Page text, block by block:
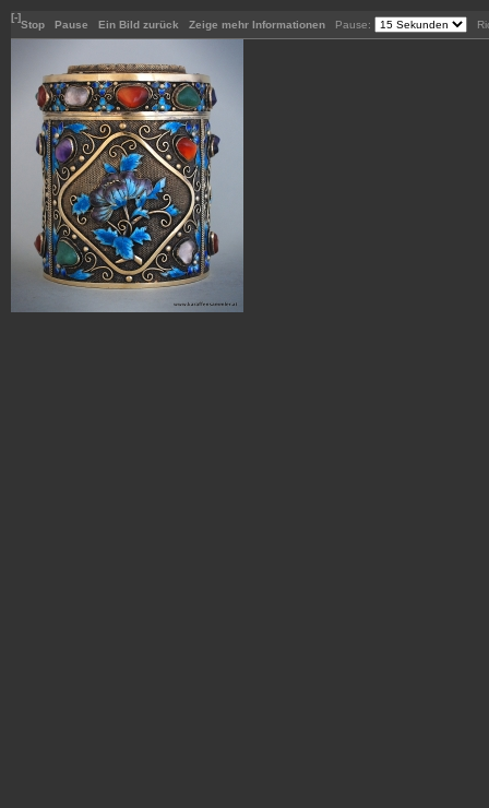
[-]
Stop Pause Ein Bild zurück Zeige mehr Informationen Pause: